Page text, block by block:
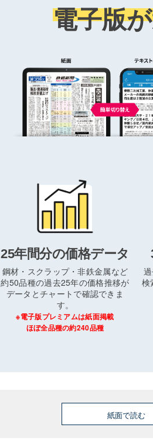
電子版
25年間分の価格データ
鋼材・スクラップ・非鉄金属など
約50品種の過去25年の価格推移が
データとチャートで確認できま
す。
※電子版プレミアムは紙面掲載
ほぼ全品種の約240品種
検
紙面で読む